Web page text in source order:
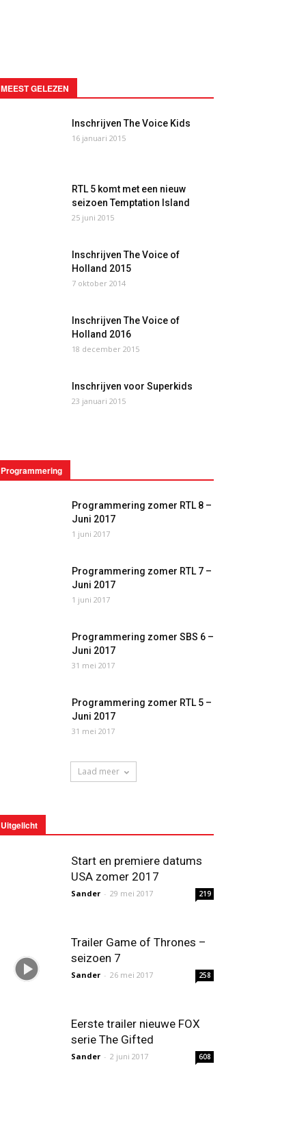
MEEST GELEZEN
Inschrijven The Voice Kids
16 januari 2015
RTL 5 komt met een nieuw
seizoen Temptation Island
25 juni 2015
Inschrijven The Voice of
Holland 2015
7 oktober 2014
Inschrijven The Voice of
Holland 2016
18 december 2015
Inschrijven voor Superkids
23 januari 2015
Programmering
Programmering zomer RTL 8 –
Juni 2017
1 juni 2017
Programmering zomer RTL 7 –
Juni 2017
1 juni 2017
Programmering zomer SBS 6 –
Juni 2017
31 mei 2017
Programmering zomer RTL 5 –
Juni 2017
31 mei 2017
Laad meer
Uitgelicht
Start en premiere datums
USA zomer 2017
Sander - 29 mei 2017 219
Trailer Game of Thrones –
seizoen 7
Sander - 26 mei 2017 258
Eerste trailer nieuwe FOX
serie The Gifted
Sander - 2 juni 2017 608